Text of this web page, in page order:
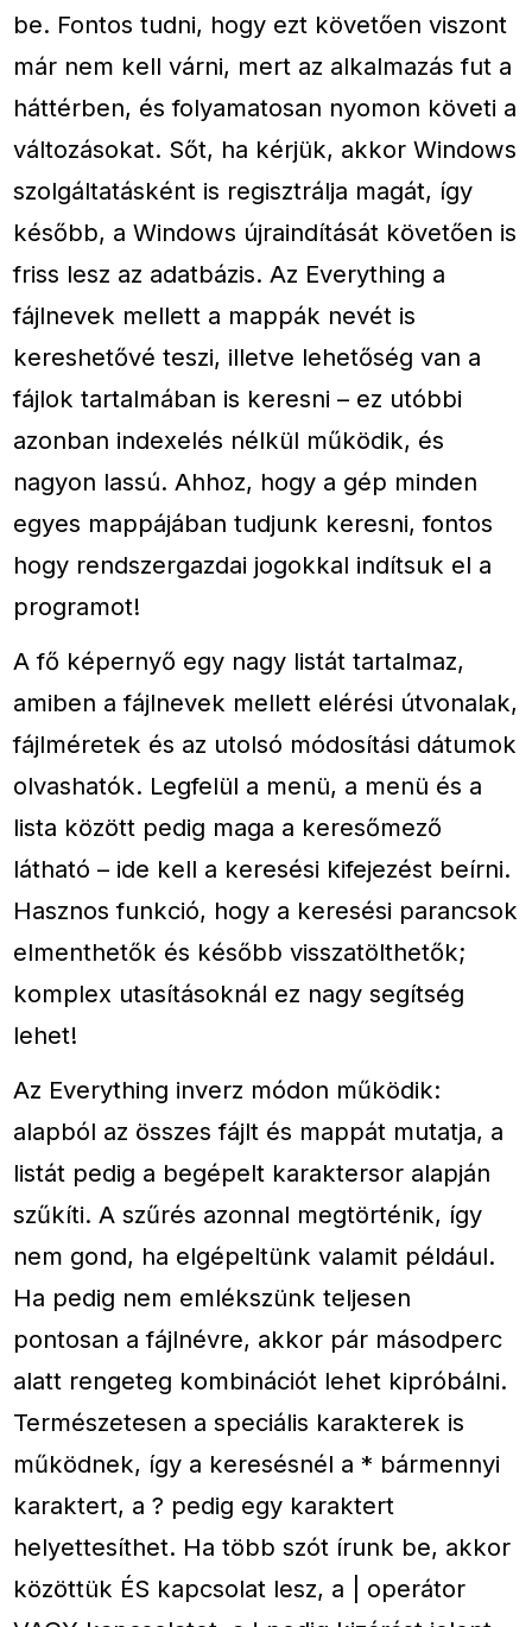
be. Fontos tudni, hogy ezt követően viszont
már nem kell várni, mert az alkalmazás fut a
háttérben, és folyamatosan nyomon követi a
változásokat. Sőt, ha kérjük, akkor Windows
szolgáltatásként is regisztrálja magát, így
később, a Windows újraindítását követően is
friss lesz az adatbázis. Az Everything a
fájlnevek mellett a mappák nevét is
kereshetővé teszi, illetve lehetőség van a
fájlok tartalmában is keresni – ez utóbbi
azonban indexelés nélkül működik, és
nagyon lassú. Ahhoz, hogy a gép minden
egyes mappájában tudjunk keresni, fontos
hogy rendszergazdai jogokkal indítsuk el a
programot!
A fő képernyő egy nagy listát tartalmaz,
amiben a fájlnevek mellett elérési útvonalak,
fájlméretek és az utolsó módosítási dátumok
olvashatók. Legfelül a menü, a menü és a
lista között pedig maga a keresőmező
látható – ide kell a keresési kifejezést beírni.
Hasznos funkció, hogy a keresési parancsok
elmenthetők és később visszatölthetők;
komplex utasításoknál ez nagy segítség
lehet!
Az Everything inverz módon működik:
alapból az összes fájlt és mappát mutatja, a
listát pedig a begépelt karaktersor alapján
szűkíti. A szűrés azonnal megtörténik, így
nem gond, ha elgépeltünk valamit például.
Ha pedig nem emlékszünk teljesen
pontosan a fájlnévre, akkor pár másodperc
alatt rengeteg kombinációt lehet kipróbálni.
Természetesen a speciális karakterek is
működnek, így a keresésnél a * bármennyi
karaktert, a ? pedig egy karaktert
helyettesíthet. Ha több szót írunk be, akkor
közöttük ÉS kapcsolat lesz, a | operátor